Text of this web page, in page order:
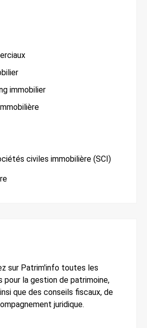
immobilier
civiles immobilière (SCI)
sur Patrim'info toutes les
pour la gestion de patrimoine,
que des conseils fiscaux, de
juridique.